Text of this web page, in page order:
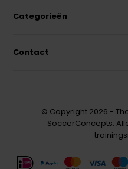
Categorieën
Contact
© Copyright 2026 -
SoccerConcepts: